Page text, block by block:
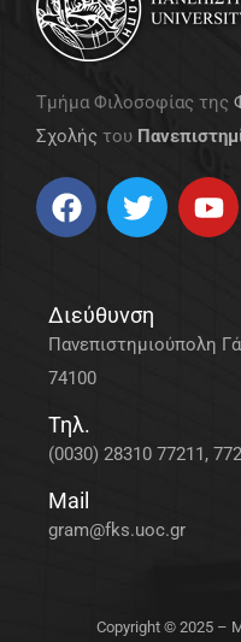
Τμήμα Φιλοσοφίας της
Σχολής του
Διεύθυνση
Πανεπιστημιούπολη
74100
Τηλ.
(0030) 28310 77211,
Mail
gram@fks.uoc.gr
Copyright © 2025 –